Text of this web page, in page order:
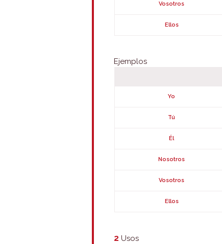
Vosotros
Ellos
Ejemplos
Yo
Tú
Él
Nosotros
Vosotros
Ellos
2 Usos